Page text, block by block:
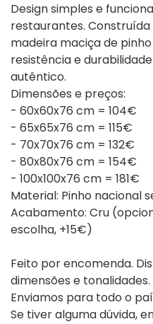
Design simples e
restaurantes.
madeira maciça de
resistência e
autêntico.
Dimensões e preços:
- 60x60x76 cm = 104€
- 65x65x76 cm = 115€
- 70x70x76 cm = 132€
- 80x80x76 cm = 154€
- 100x100x76 cm = 181€
Material: Pinho nacional
Acabamento: Cru
escolha, +15€)
Feito por encomenda.
dimensões e tonalidades.
Enviamos para todo o
Se tiver alguma dúvida,